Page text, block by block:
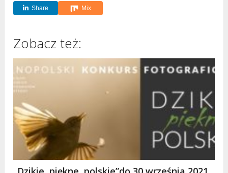
Share Mix
Zobacz też: